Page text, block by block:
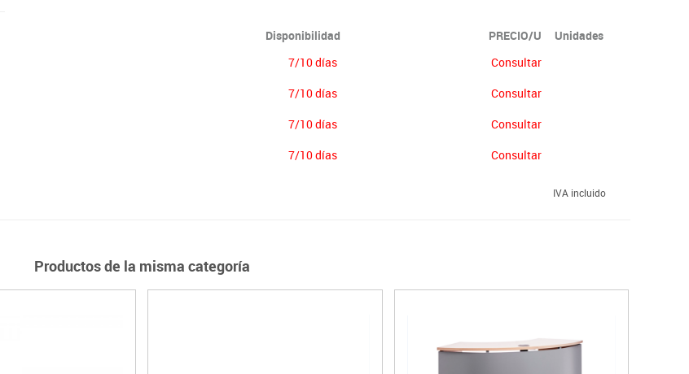
Disponibilidad PRECIO/U
Unidades
7/10 días
Consultar
7/10 días
Consultar
7/10 días
Consultar
7/10 días Consultar
IVA incluido
Productos de la misma categoría